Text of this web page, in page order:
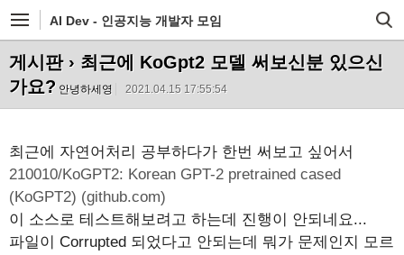
AI Dev - 인공지능 개발자 모임
게시판› 최근에 KoGpt2 모델 써보신분 있으신
가요? 안녕하세영 2021.04.15 17:55:54
최근에 자연어처리 공부하다가 한번 써보고 싶어서
210010/KoGPT2: Korean GPT-2 pretrained cased
(KoGPT2) (github.com)
이 소스로 테스트해보려고 하는데 진행이 안되네요...
파일이 Corrupted 되었다고 안되는데 뭐가 문제인지 모르